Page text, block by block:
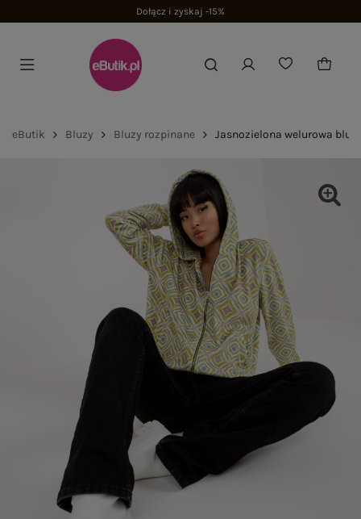
Dołącz i zyskaj -15%
eButik Bluzy Bluzy rozpinane Jasnozielona welurowa